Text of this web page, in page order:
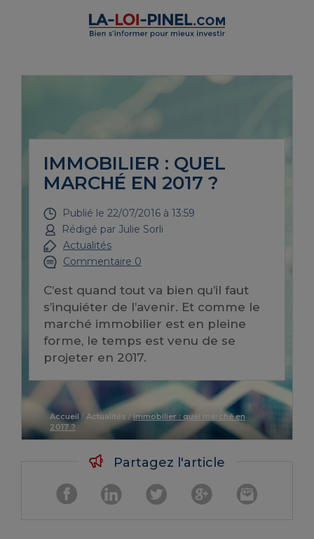
IMMOBILIER : QUEL
MARCHÉ EN 2017 ?
Publié le 22/07/2016 à 13:59
Rédigé par Julie Sorli
Actualités
Commentaire 0
C’est quand tout va bien qu’il faut
s’inquiéter de l’avenir. Et comme le
marché immobilier est en pleine
forme, le temps est venu de se
projeter en 2017.
Accueil / Actualités /Immobilier : quel marché en
2017 ?
Partagez l'article